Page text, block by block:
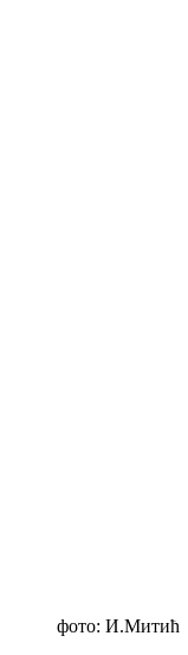
фото: И.Митић